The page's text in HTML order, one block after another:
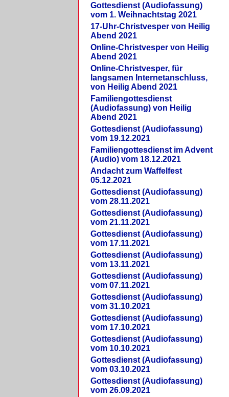
Gottesdienst (Audiofassung)
vom 1. Weihnachtstag 2021
17-Uhr-Christvesper von Heilig
Abend 2021
Online-Christvesper von Heilig
Abend 2021
Online-Christvesper, für
langsamen Internetanschluss,
von Heilig Abend 2021
Familiengottesdienst
(Audiofassung) von Heilig
Abend 2021
Gottesdienst (Audiofassung)
vom 19.12.2021
Familiengottesdienst im Advent
(Audio) vom 18.12.2021
Andacht zum Waffelfest
05.12.2021
Gottesdienst (Audiofassung)
vom 28.11.2021
Gottesdienst (Audiofassung)
vom 21.11.2021
Gottesdienst (Audiofassung)
vom 17.11.2021
Gottesdienst (Audiofassung)
vom 13.11.2021
Gottesdienst (Audiofassung)
vom 07.11.2021
Gottesdienst (Audiofassung)
vom 31.10.2021
Gottesdienst (Audiofassung)
vom 17.10.2021
Gottesdienst (Audiofassung)
vom 10.10.2021
Gottesdienst (Audiofassung)
vom 03.10.2021
Gottesdienst (Audiofassung)
vom 26.09.2021